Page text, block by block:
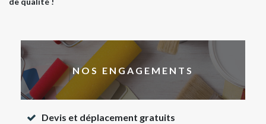
NOS ENGAGEMENTS
Devis et déplacement gratuits